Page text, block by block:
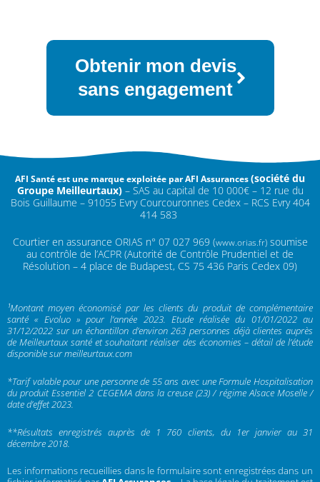
Obtenir mon devis
sans engagement
AFI Santé est une marque exploitée par AFI Assurances(société du
Groupe Meilleurtaux) – SAS au capital de 10 000€ – 12 rue du
Bois Guillaume – 91055 Evry Courcouronnes Cedex – RCS Evry 404
414 583
Courtier en assurance ORIAS n° 07 027 969 (www.orias.fr)soumise
au contrôle de l’ACPR (Autorité de Contrôle Prudentiel et de
Résolution – 4 place de Budapest, CS 75 436 Paris Cedex 09)
¹Montant moyen économisé par les clients du produit de complémentaire
santé « Evoluo » pour l’année 2023. Etude réalisée du 01/01/2022 au
31/12/2022 sur un échantillon d’environ 263 personnes déjà clientes auprès
de Meilleurtaux santé et souhaitant réaliser des économies – détail de l’étude
disponible sur meilleurtaux.com
*Tarif valable pour une personne de 55 ans avec une Formule Hospitalisation
du produit Essentiel 2 CEGEMA dans la creuse (23) / régime Alsace Moselle /
date d’effet 2023.
**Résultats enregistrés auprès de 1 760 clients, du 1er janvier au 31
décembre 2018.
Les informations recueillies dans le formulaire sont enregistrées dans un